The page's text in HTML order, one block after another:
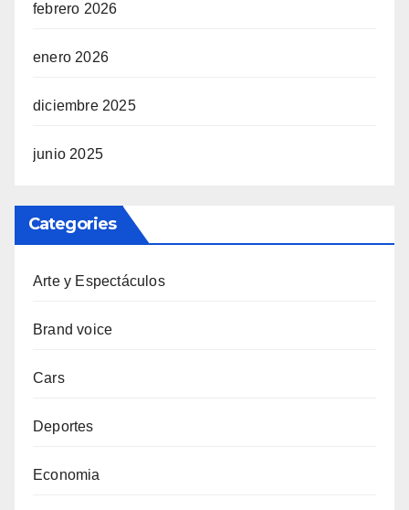
febrero 2026
enero 2026
diciembre 2025
junio 2025
Categories
Arte y Espectáculos
Brand voice
Cars
Deportes
Economia